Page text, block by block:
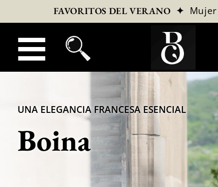
FAVORITOS DEL VERANO ✦ Mujer
UNA ELEGANCIA FRANCESA ESENCIAL
Boina